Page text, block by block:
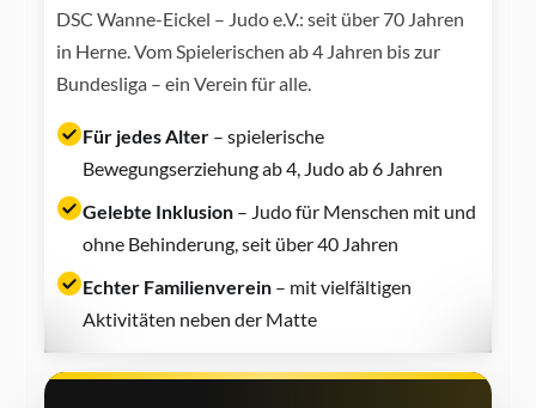
DSC Wanne-Eickel – Judo e.V.: seit über 70 Jahren
in Herne. Vom Spielerischen ab 4 Jahren bis zur
Bundesliga – ein Verein für alle.
Für jedes Alter– spielerische
Bewegungserziehung ab 4, Judo ab 6 Jahren
Gelebte Inklusion– Judo für Menschen mit und
ohne Behinderung, seit über 40 Jahren
Echter Familienverein– mit vielfältigen
Aktivitäten neben der Matte